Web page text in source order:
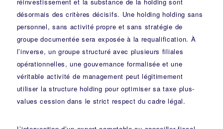
réinvestissement et la substance de la holding sont
désormais des critères décisifs. Une holding holding sans
personnel, sans activité propre et sans stratégie de
groupe documentée sera exposée à la requalification. À
l’inverse, un groupe structuré avec plusieurs filiales
opérationnelles, une gouvernance formalisée et une
véritable activité de management peut légitimement
utiliser la structure holding pour optimiser sa taxe plus-
values cession dans le strict respect du cadre légal.